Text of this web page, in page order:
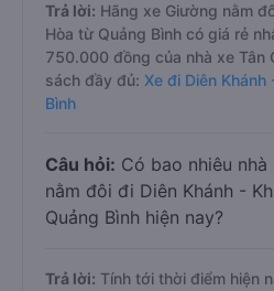
Trả lời: Hãng xe Giường nằm
Hòa từ Quảng Bình có giá rẻ
750.000 đồng của nhà xe Tân
sách đầy đủ: Xe đi Diên
Bình
Câu hỏi: Có bao nhiêu
nằm đôi đi Diên Khánh -
Quảng Bình hiện nay?
Trả lời: Tính tới thời điểm hiện